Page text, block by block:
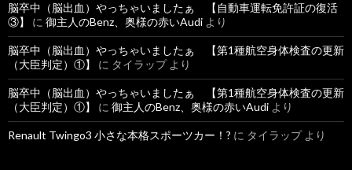
脳卒中（脳出血）やっちゃいましたぁ 【自動車運転免許証の復活
③】
に 御主人のBenz、奥様の赤いAudi より
脳卒中（脳出血）やっちゃいましたぁ 【第1種航空身体検査の更新
（大臣判定）①】
に タイラップより
脳卒中（脳出血）やっちゃいましたぁ 【第1種航空身体検査の更新
（大臣判定）①】
に 御主人のBenz、奥様の赤いAudi より
Renault Twingo3 小さな本格スポーツカー！? に タイラップより